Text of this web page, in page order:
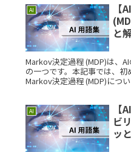
AI
【
と
Markov決定過程 (MDP)は、
の一つです。本記事では、初
Markov決定過程 (MDP)につ
AI
【
ビ
ッ